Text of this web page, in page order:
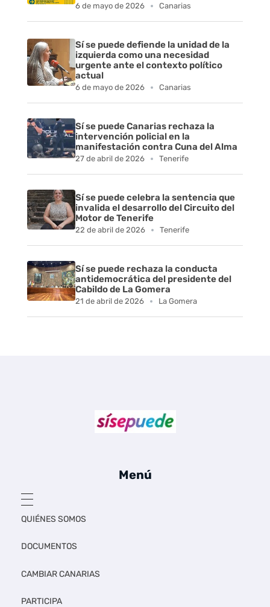
6 de mayo de 2026 Canarias
Sí se puede defiende la unidad de la
izquierda como una necesidad
urgente ante el contexto político
actual
6 de mayo de 2026 Canarias
Sí se puede Canarias rechaza la
intervención policial en la
manifestación contra Cuna del Alma
27 de abril de 2026 Tenerife
Sí se puede celebra la sentencia que
invalida el desarrollo del Circuito del
Motor de Tenerife
22 de abril de 2026 Tenerife
Sí se puede rechaza la conducta
antidemocrática del presidente del
Cabildo de La Gomera
21 de abril de 2026 La Gomera
Menú
QUIÉNES SOMOS
DOCUMENTOS
CAMBIAR CANARIAS
PARTICIPA